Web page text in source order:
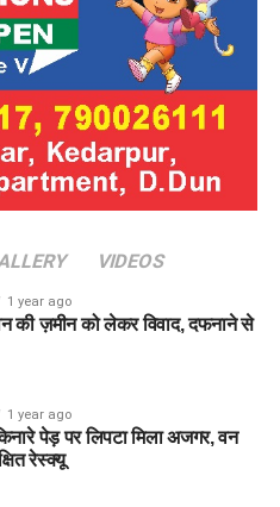
VIDEOS
1 year ago
की ज़मीन को लेकर विवाद, दफनाने से
1 year ago
किनारे पेड़ पर लिपटा मिला अजगर, वन
रेस्क्यू